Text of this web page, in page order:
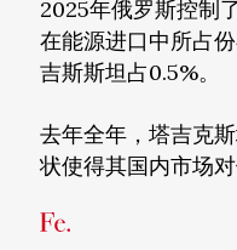
2025年俄罗斯控制
在能源进口中所占
吉斯斯坦占0.5%。
去年全年，塔吉克
状使得其国内市场